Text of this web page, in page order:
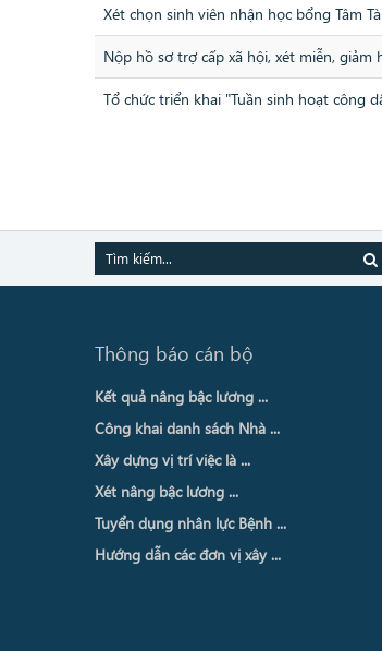
Xét chọn sinh viên nhận học bổng Tâm
Nộp hồ sơ trợ cấp xã hội, xét miễn,
Tổ chức triển khai "Tuần sinh hoạt công
Thông báo cán bộ
Kết quả nâng bậc lương ...
Công khai danh sách Nhà ...
Xây dựng vị trí việc là ...
Xét nâng bậc lương ...
Tuyển dụng nhân lực Bệnh ...
Hướng dẫn các đơn vị xây ...